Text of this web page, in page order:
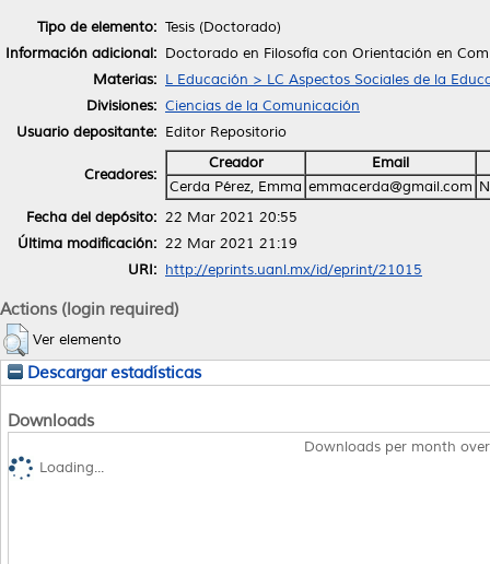
Tipo de elemento: Tesis (Doctorado)
Información adicional: Doctorado en Filosofía con Orientación en
Materias: L Educación > LC Aspectos Sociales de la
Divisiones: Ciencias de la Comunicación
Usuario depositante: Editor Repositorio
Creadores:
Creador
Email
Cerda Pérez, Emma emmacerda@gmail.com
Fecha del depósito: 22 Mar 2021 20:55
Última modificación: 22 Mar 2021 21:19
URI: http://eprints.uanl.mx/id/eprint/21015
Actions (login required)
Ver elemento
Descargar estadísticas
Downloads
Downloads per month
Loading...